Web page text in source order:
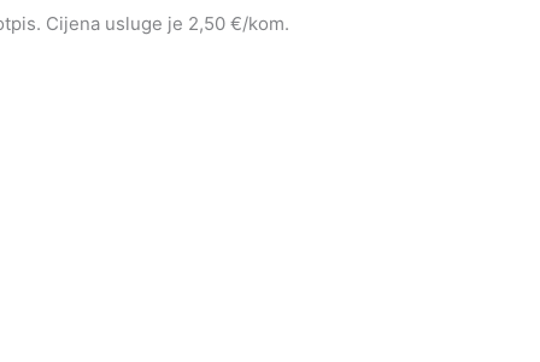
Cijena usluge je 2,50 €/kom.